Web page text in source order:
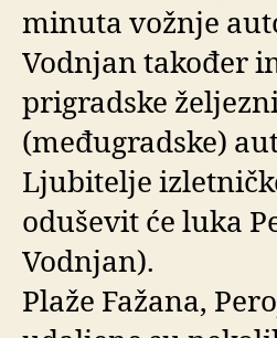
minuta vožnje
Vodnjan također
prigradske
(međugradske)
Ljubitelje
oduševit će luka
Vodnjan).
Plaže Fažana,